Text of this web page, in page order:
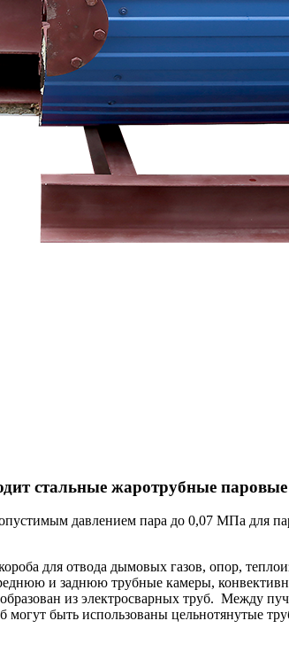
стальные жаротрубные
давлением пара до 0,07 МПа для
для отвода дымовых газов, опор,
и заднюю трубные камеры,
из электросварных труб. Между
могут быть использованы цельнотянутые